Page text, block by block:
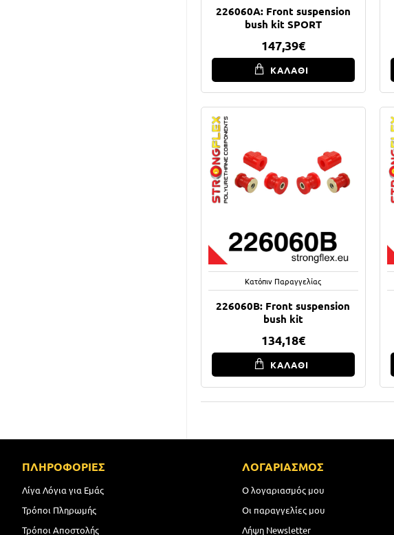
226060A: Front suspension
bush kit SPORT
147,39€
ΚΑΛΑΘΙ
Κατόπιν Παραγγελίας
226060B: Front suspension
bush kit
134,18€
ΚΑΛΑΘΙ
ΠΛΗΡΟΦΟΡΙΕΣ
Λίγα Λόγια για Εμάς
Τρόποι Πληρωμής
Τρόποι Αποστολής
ΛΟΓΑΡΙΑΣΜΟΣ
Ο λογαριασμός μου
Οι παραγγελίες μου
Λήψη Newsletter